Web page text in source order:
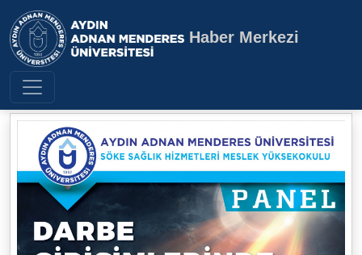
Aydın Adnan Menderes
Haber Merkezi